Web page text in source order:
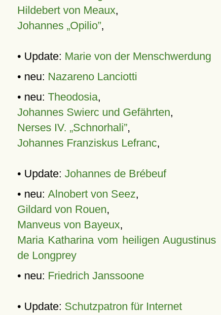
Hildebert von Meaux,
Johannes „Opilio”,
• Update: Marie von der Menschwerdung
• neu: Nazareno Lanciotti
• neu: Theodosia,
Johannes Swierc und Gefährten,
Nerses IV. „Schnorhali”,
Johannes Franziskus Lefranc,
• Update: Johannes de Brébeuf
• neu: Alnobert von Seez,
Gildard von Rouen,
Manveus von Bayeux,
Maria Katharina vom heiligen Augustinus
de Longprey
• neu: Friedrich Janssoone
• Update: Schutzpatron für Internet